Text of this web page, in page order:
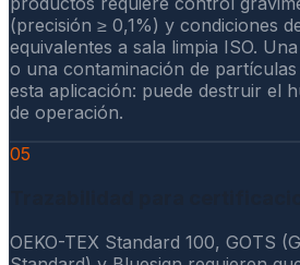
(precisión ≥ 0,1%) y condiciones
equivalentes a sala limpia ISO.
o una contaminación de partículas
esta aplicación: puede destruir el
de operación.
05
OEKO-TEX Standard 100, GOTS